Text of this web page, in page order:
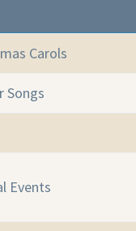
Carols
Songs
Events